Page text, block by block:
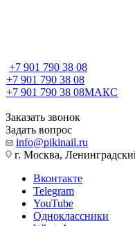
+7 901 790 38 08
+7 901 790 38 08
+7 901 790 38 08МАКС
Заказать звонок
Задать вопрос
info@pikinail.ru
г. Москва,
Вконтакте
Telegram
YouTube
Одноклассники